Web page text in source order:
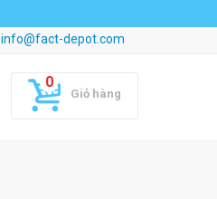
info@fact-depot.com
Giỏ hàng